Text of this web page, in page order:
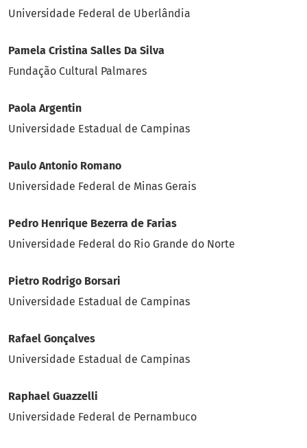
Universidade Federal de Uberlândia
Pamela Cristina Salles Da Silva
Fundação Cultural Palmares
Paola Argentin
Universidade Estadual de Campinas
Paulo Antonio Romano
Universidade Federal de Minas Gerais
Pedro Henrique Bezerra de Farias
Universidade Federal do Rio Grande do Norte
Pietro Rodrigo Borsari
Universidade Estadual de Campinas
Rafael Gonçalves
Universidade Estadual de Campinas
Raphael Guazzelli
Universidade Federal de Pernambuco